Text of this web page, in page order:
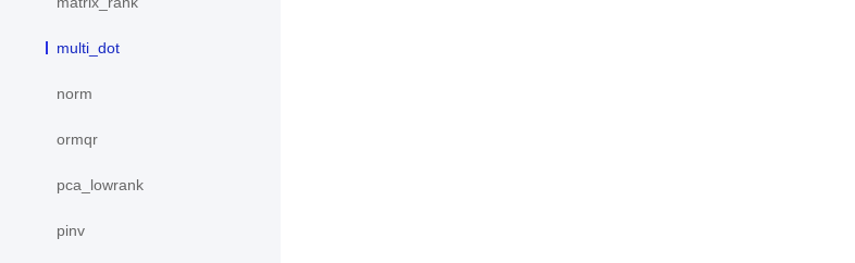
multi_dot
norm
ormqr
pca_lowrank
pinv